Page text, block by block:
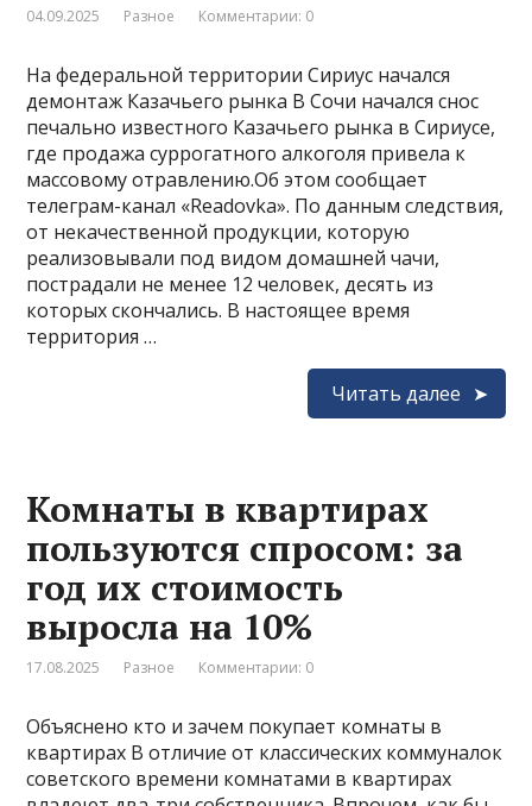
04.09.2025 Разное Комментарии: 0
На федеральной территории Сириус начался
демонтаж Казачьего рынка В Сочи начался снос
печально известного Казачьего рынка в Сириусе,
где продажа суррогатного алкоголя привела к
массовому отравлению.Об этом сообщает
телеграм-канал «Readovka». По данным следствия,
от некачественной продукции, которую
реализовывали под видом домашней чачи,
пострадали не менее 12 человек, десять из
которых скончались. В настоящее время
территория …
Читать далее
Комнаты в квартирах
пользуются спросом: за
год их стоимость
выросла на 10%
17.08.2025 Разное Комментарии: 0
Объяснено кто и зачем покупает комнаты в
квартирах В отличие от классических коммуналок
советского времени комнатами в квартирах